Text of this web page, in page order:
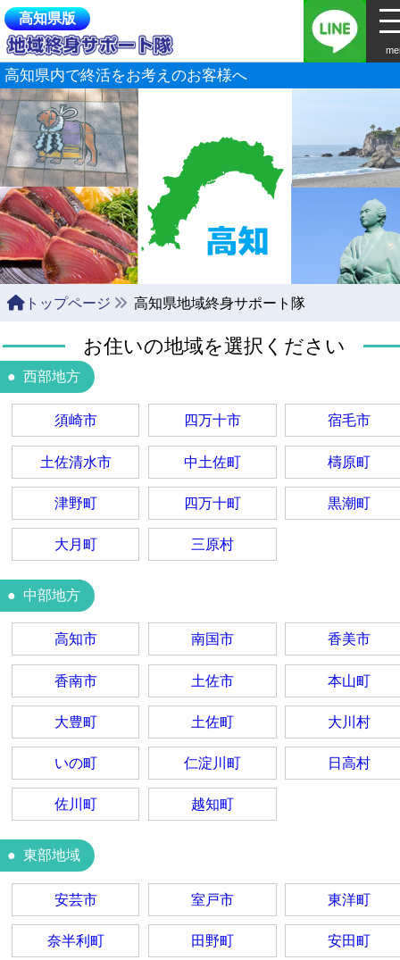
高知県版
高知県内で終活をお考えのお客様へ
トップページ 高知県地域終身サポート隊
お住いの地域を選択ください
西部地方
須崎市 四万十市 宿毛市
土佐清水市 中土佐町 檮原町
津野町 四万十町 黒潮町
大月町 三原村
中部地方
高知市 南国市 香美市
香南市 土佐市 本山町
大豊町 土佐町 大川村
いの町 仁淀川町 日高村
佐川町 越知町
東部地域
安芸市 室戸市 東洋町
奈半利町 田野町 安田町